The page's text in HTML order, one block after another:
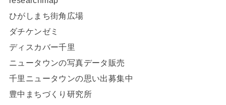
ひがしまち街角広場
ダチケンゼミ
ディスカバー千里
ニュータウンの写真データ販売
千里ニュータウンの思い出募集中
豊中まちづくり研究所